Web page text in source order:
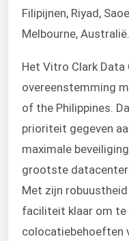
Filipijnen, Riyad,
Melbourne, Australië.
Het Vitro Clark
overeenstemming
of the Philippines.
prioriteit gegeven
maximale
grootste
Met zijn
faciliteit klaar om te
colocatiebehoeften